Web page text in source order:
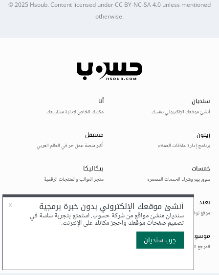
© 2025 Hsoub.Content licensed underCC BY-NC-SA 4.0unless mentioned
otherwise.